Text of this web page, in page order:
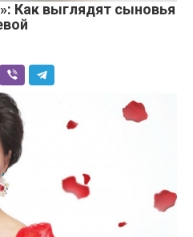
Как выглядят сыновья